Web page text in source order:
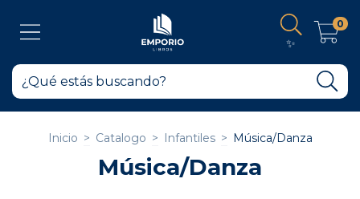
✨
0
Inicio > Catalogo > Infantiles > Música/Danza
Música/Danza